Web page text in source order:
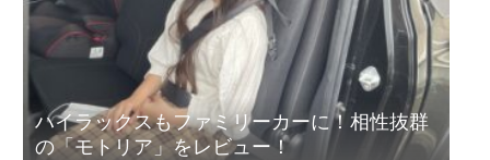
ハイラックスもファミリーカーに！相性抜群
の「モトリア」をレビュー！